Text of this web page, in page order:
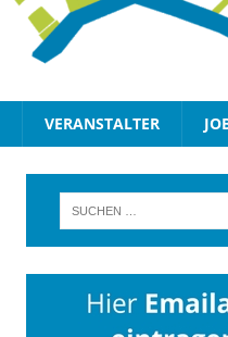
VERANSTALTER